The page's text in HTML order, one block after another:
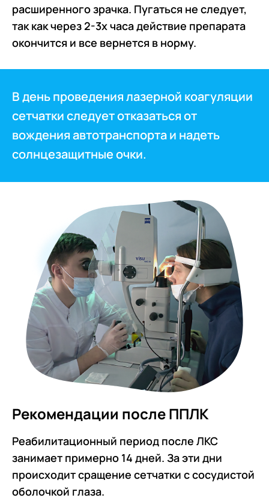
расширенного зрачка. Пугаться не следует,
так как через 2-3х часа действие препарата
окончится и все вернется в норму.
В день проведения лазерной коагуляции
сетчатки следует отказаться от
вождения автотранспорта и надеть
солнцезащитные очки.
Рекомендации после ППЛК
Реабилитационный период после ЛКС
занимает примерно 14 дней. За эти дни
происходит сращение сетчатки с сосудистой
оболочкой глаза.